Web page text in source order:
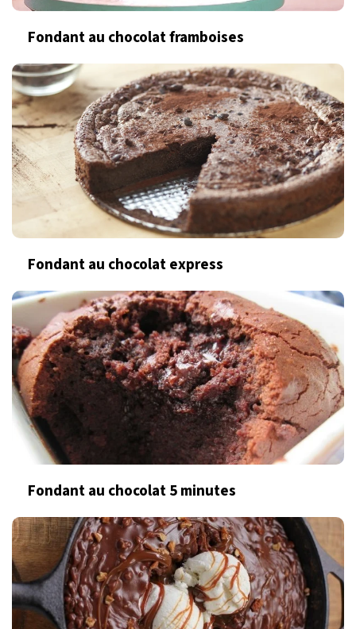
Fondant au chocolat framboises
Fondant au chocolat express
Fondant au chocolat 5 minutes